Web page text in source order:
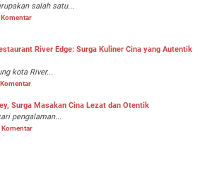
salah satu...
River Edge: Surga Kuliner Cina yang Autentik
kota River...
Surga Masakan Cina Lezat dan Otentik
pengalaman...
Komentar